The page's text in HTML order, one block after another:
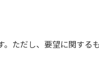
ただし、要望に関す